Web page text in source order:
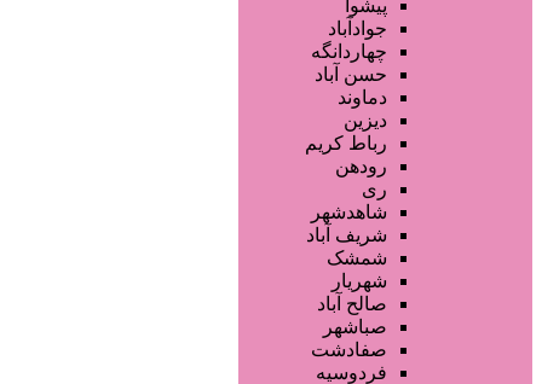
محصولات مو
محصولات آرایشی
تجهیزات سالن زیبایی
محصولات پوست
خدمات دندانپزشکی
سایر خدمات
پیشوا
جوادآباد
چهاردانگه
حسن آباد
دماوند
دیزین
رباط کریم
رودهن
ری
شاهدشهر
شریف آباد
شمشک
شهریار
صالح آباد
صباشهر
صفادشت
فردوسیه